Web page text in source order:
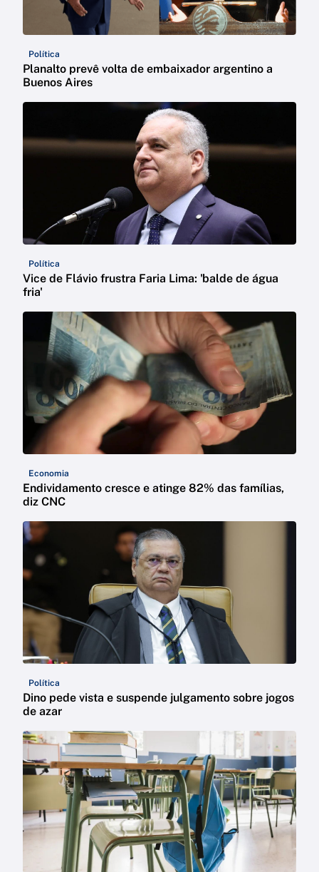
Política
Planalto prevê volta de embaixador argentino a
Buenos Aires
Política
Vice de Flávio frustra Faria Lima: 'balde de água
fria'
Economia
Endividamento cresce e atinge 82% das famílias,
diz CNC
Política
Dino pede vista e suspende julgamento sobre jogos
de azar